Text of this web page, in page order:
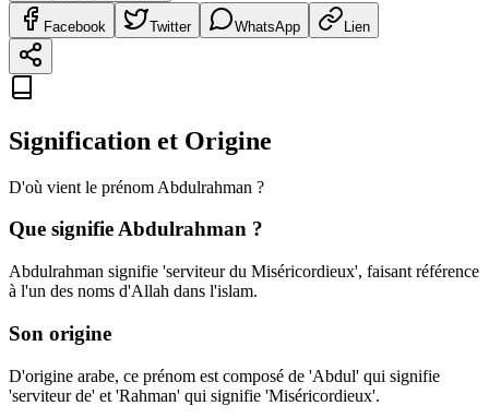
Facebook Twitter WhatsApp Lien
Signification et Origine
D'où vient le prénom Abdulrahman ?
Que signifieAbdulrahman ?
Abdulrahman signifie 'serviteur du Miséricordieux', faisant référence
à l'un des noms d'Allah dans l'islam.
Son origine
D'origine arabe, ce prénom est composé de 'Abdul' qui signifie
'serviteur de' et 'Rahman' qui signifie 'Miséricordieux'.